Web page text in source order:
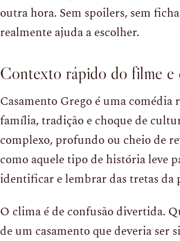
outra hora. Sem spoilers, sem
realmente ajuda a escolher.
Contexto rápido do filme e
Casamento Grego é uma comédia
família, tradição e choque de
complexo, profundo ou cheio de
como aquele tipo de história leve
identificar e lembrar das tretas
O clima é de confusão divertida.
de um casamento que deveria ser